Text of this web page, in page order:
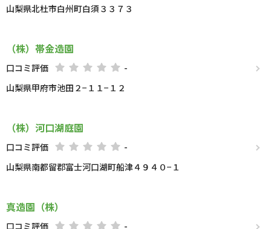
山梨県北杜市白州町白須３３７３
（株）帯金造園
口コミ評価
-
山梨県甲府市池田２−１１−１２
（株）河口湖庭園
口コミ評価
-
山梨県南都留郡富士河口湖町船津４９４０−１
真造園（株）
口コミ評価
-